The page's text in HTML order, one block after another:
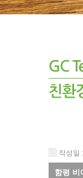
작성일
함평